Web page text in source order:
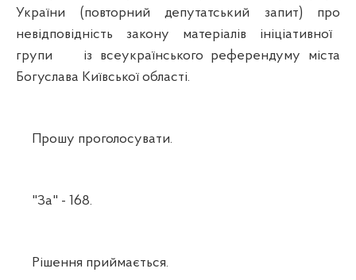
України (повторний депутатський запит) про
невідповідність закону матеріалів ініціативної
групи із всеукраїнського референдуму міста
Богуслава Київської області.
Прошу проголосувати.
"За" - 168.
Рішення приймається.